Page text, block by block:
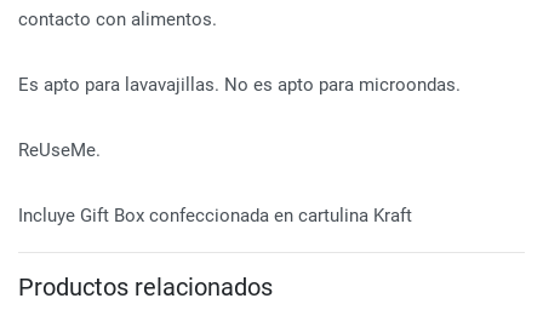
contacto con alimentos.
Es apto para lavavajillas. No es apto para microondas.
ReUseMe.
Incluye Gift Box confeccionada en cartulina Kraft
Productos relacionados